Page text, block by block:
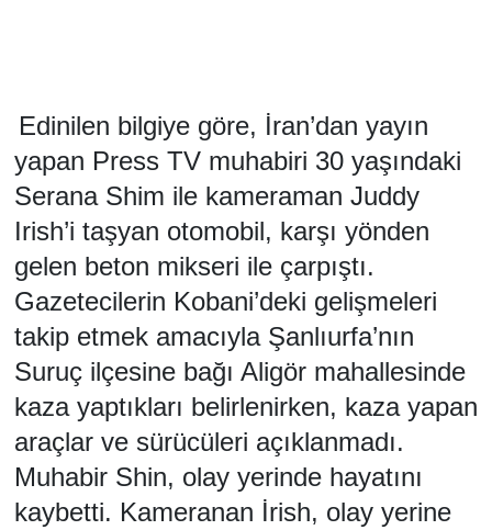
Edinilen bilgiye göre, İran’dan yayın
yapan Press TV muhabiri 30 yaşındaki
Serana Shim ile kameraman Juddy
Irish’i taşyan otomobil, karşı yönden
gelen beton mikseri ile çarpıştı.
Gazetecilerin Kobani’deki gelişmeleri
takip etmek amacıyla Şanlıurfa’nın
Suruç ilçesine bağı Aligör mahallesinde
kaza yaptıkları belirlenirken, kaza yapan
araçlar ve sürücüleri açıklanmadı.
Muhabir Shin, olay yerinde hayatını
kaybetti. Kameranan İrish, olay yerine